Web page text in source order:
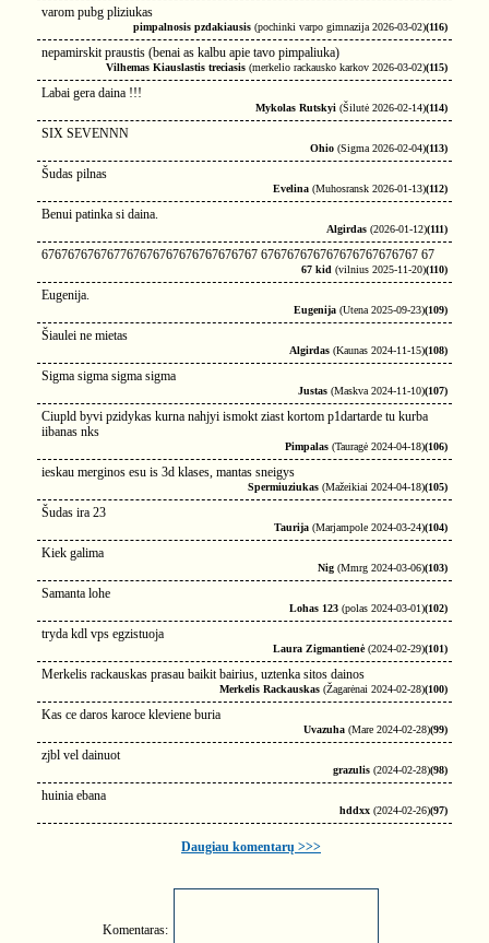
varom pubg pliziukas
pimpalnosis pzdakiausis (pochinki varpo gimnazija 2026-03-02)(116)
nepamirskit praustis (benai as kalbu apie tavo pimpaliuka)
Vilhemas Kiauslastis treciasis (merkelio rackausko karkov 2026-03-02)(115)
Labai gera daina !!!
Mykolas Rutskyi (Šilutė 2026-02-14)(114)
SIX SEVENNN
Ohio (Sigma 2026-02-04)(113)
Šudas pilnas
Evelina (Muhosransk 2026-01-13)(112)
Benui patinka si daina.
Algirdas (2026-01-12)(111)
676767676767767676767676767676767 676767676767676767676767 67
67 kid (vilnius 2025-11-20)(110)
Eugenija.
Eugenija (Utena 2025-09-23)(109)
Šiaulei ne mietas
Algirdas (Kaunas 2024-11-15)(108)
Sigma sigma sigma sigma
Justas (Maskva 2024-11-10)(107)
Ciupld byvi pzidykas kurna nahjyi ismokt ziast kortom p1dartarde tu kurba
iibanas nks
Pimpalas (Tauragė 2024-04-18)(106)
ieskau merginos esu is 3d klases, mantas sneigys
Spermiuziukas (Mažeikiai 2024-04-18)(105)
Šudas ira 23
Taurija (Marjampole 2024-03-24)(104)
Kiek galima
Nig (Mmrg 2024-03-06)(103)
Samanta lohe
Lohas 123 (polas 2024-03-01)(102)
tryda kdl vps egzistuoja
Laura Zigmantienė(2024-02-29)(101)
Merkelis rackauskas prasau baikit bairius, uztenka sitos dainos
Merkelis Rackauskas (Žagarėnai 2024-02-28)(100)
Kas ce daros karoce kleviene buria
Uvazuha (Mare 2024-02-28)(99)
zjbl vel dainuot
grazulis (2024-02-28)(98)
huinia ebana
hddxx (2024-02-26)(97)
Daugiau komentarų >>>
Komentaras: